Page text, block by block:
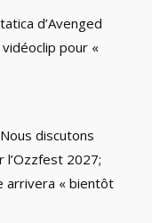
d’Avenged
pour «
discutons
l’Ozzfest 2027;
arrivera « bientôt